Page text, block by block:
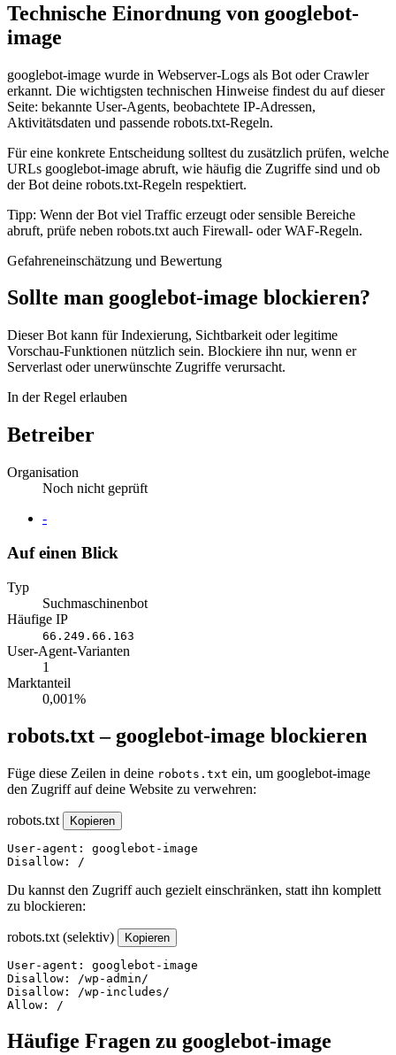
Technische Einordnung von googlebot-
image
googlebot-image wurde in Webserver-Logs als Bot oder Crawler
erkannt. Die wichtigsten technischen Hinweise findest du auf dieser
Seite: bekannte User-Agents, beobachtete IP-Adressen,
Aktivitätsdaten und passende robots.txt-Regeln.
Für eine konkrete Entscheidung solltest du zusätzlich prüfen, welche
URLs googlebot-image abruft, wie häufig die Zugriffe sind und ob
der Bot deine robots.txt-Regeln respektiert.
Tipp: Wenn der Bot viel Traffic erzeugt oder sensible Bereiche
abruft, prüfe neben robots.txt auch Firewall- oder WAF-Regeln.
Gefahreneinschätzung und Bewertung
Sollte man googlebot-image blockieren?
Dieser Bot kann für Indexierung, Sichtbarkeit oder legitime
Vorschau-Funktionen nützlich sein. Blockiere ihn nur, wenn er
Serverlast oder unerwünschte Zugriffe verursacht.
In der Regel erlauben
Betreiber
Organisation
Noch nicht geprüft
Website
-
Auf einen Blick
Typ
Suchmaschinenbot
Häufige IP
66.249.66.163
User-Agent-Varianten
1
Marktanteil
0,001%
robots.txt – googlebot-image blockieren
Füge diese Zeilen in deine robots.txt ein, um googlebot-image
den Zugriff auf deine Website zu verwehren:
robots.txt Kopieren
User-agent: googlebot-image
Disallow: /
Du kannst den Zugriff auch gezielt einschränken, statt ihn komplett
zu blockieren:
robots.txt (selektiv) Kopieren
User-agent: googlebot-image
Disallow: /wp-admin/
Disallow: /wp-includes/
Allow: /
Häufige Fragen zu googlebot-image